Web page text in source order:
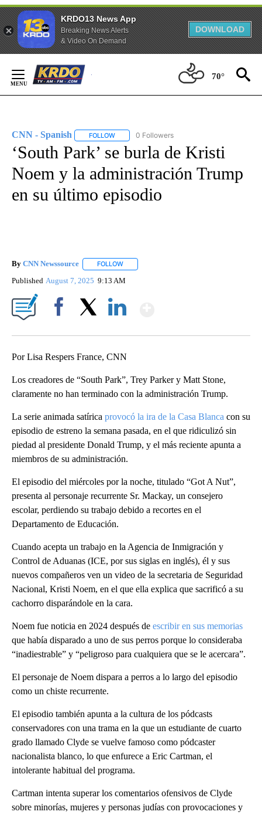
KRDO13 News App
Breaking News Alerts
& Video On Demand
DOWNLOAD
Content
70°
CNN - Spanish FOLLOW FOLLOW "CNN - SPANISH" TO RECEIVE
0 Followers
‘South Park’ se burla de Kristi
Noem y la administración Trump
en su último episodio
By CNN Newssource FOLLOW
Published August 7, 2025 9:13 AM
Por Lisa Respers France, CNN
Los creadores de “South Park”, Trey Parker y Matt Stone,
claramente no han terminado con la administración Trump.
La serie animada satírica provocó la ira de la Casa Blanca con su
episodio de estreno la semana pasada, en el que ridiculizó sin
piedad al presidente Donald Trump, y el más reciente apunta a
miembros de su administración.
El episodio del miércoles por la noche, titulado “Got A Nut”,
presenta al personaje recurrente Sr. Mackay, un consejero
escolar, perdiendo su trabajo debido a recortes en el
Departamento de Educación.
Cuando acepta un trabajo en la Agencia de Inmigración y
Control de Aduanas (ICE, por sus siglas en inglés), él y sus
nuevos compañeros ven un video de la secretaria de Seguridad
Nacional, Kristi Noem, en el que ella explica que sacrificó a su
cachorro disparándole en la cara.
Noem fue noticia en 2024 después de escribir en sus memorias
que había disparado a uno de sus perros porque lo consideraba
“inadiestrable” y “peligroso para cualquiera que se le acercara”.
El personaje de Noem dispara a perros a lo largo del episodio
como un chiste recurrente.
El episodio también apunta a la cultura de los pódcasts
conservadores con una trama en la que un estudiante de cuarto
grado llamado Clyde se vuelve famoso como pódcaster
nacionalista blanco, lo que enfurece a Eric Cartman, el
intolerante habitual del programa.
Cartman intenta superar los comentarios ofensivos de Clyde
sobre minorías, mujeres y personas judías con provocaciones y